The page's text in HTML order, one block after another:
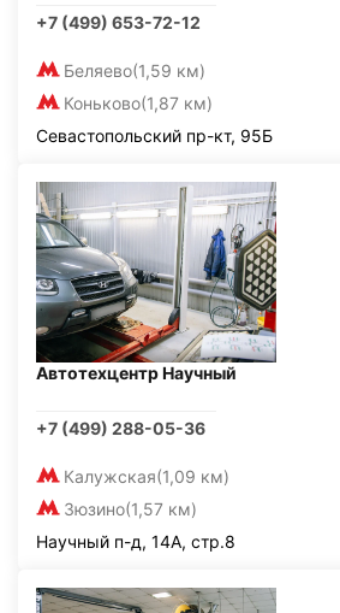
+7 (499) 653-72-12
Беляево(1,59 км)
Коньково(1,87 км)
Севастопольский пр-кт, 95Б
Автотехцентр Научный
+7 (499) 288-05-36
Калужская(1,09 км)
Зюзино(1,57 км)
Научный п-д, 14А, стр.8